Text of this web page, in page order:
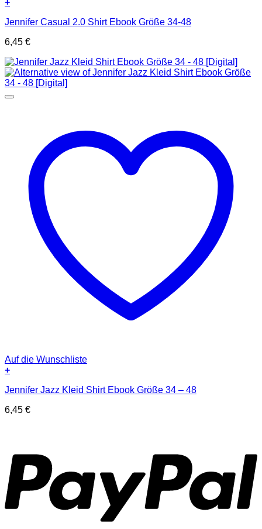
Jennifer Casual 2.0 Shirt Ebook Größe 34-48
6,45 €
Auf die Wunschliste
+
Jennifer Jazz Kleid Shirt Ebook Größe 34 – 48
6,45 €